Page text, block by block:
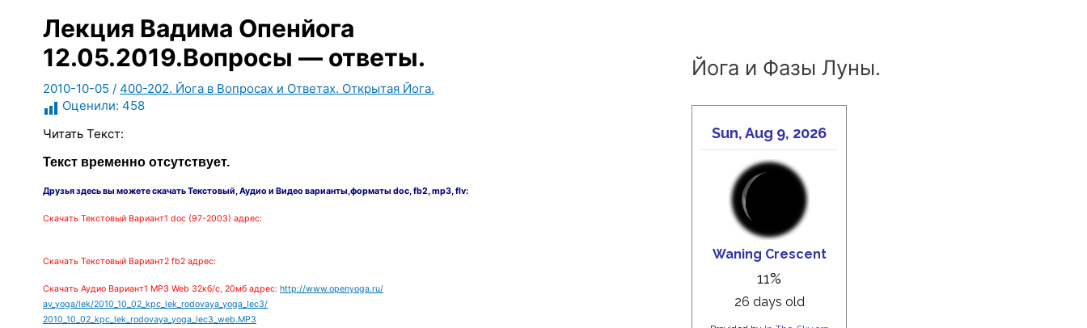
Лекция Вадима Опенйога
12.05.2019.Вопросы — ответы.
2010-10-05 / 400-202. Йога в Вопросах и Ответах. Открытая Йога.
Оценили: 458
Читать Текст:
Текст временно отсутствует.
Друзья здесь вы можете скачать Текстовый, Аудио и Видео варианты,форматы doc, fb2, mp3, flv:
Скачать Текстовый Вариант1 doc (97-2003) адрес:
Скачать Текстовый Вариант2 fb2 адрес:
Скачать Аудио Вариант1 MP3 Web 32кб/с, 20мб адрес: http://www.openyoga.ru/
av_yoga/lek/2010_10_02_kpc_lek_rodovaya_yoga_lec3/
2010_10_02_kpc_lek_rodovaya_yoga_lec3_web.MP3
Йога и Фазы Луны.